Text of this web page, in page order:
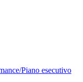
Piano esecutivo